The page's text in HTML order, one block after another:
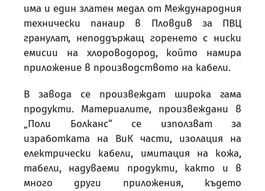
има и един златен медал от Международния
технически панаир в Пловдив за ПВЦ
гранулат, неподдържащ горенето с ниски
емисии на хлороводород, който намира
приложение в производството на кабели.
В завода се произвеждат широка гама
продукти. Материалите, произвеждани в
„Поли Болканс“ се използват за
изработката на ВиК части, изолация на
електрически кабели, имитация на кожа,
табели, надуваеми продукти, както и в
много други приложения, където